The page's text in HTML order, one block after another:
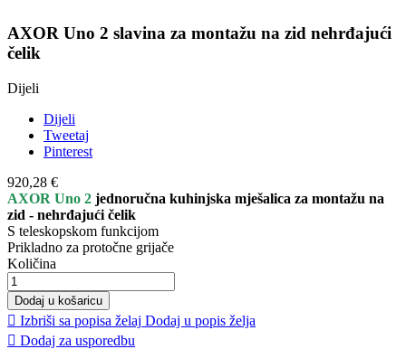
AXOR Uno 2 slavina za montažu na zid nehrđajući
čelik
Dijeli
Dijeli
Tweetaj
Pinterest
920,28 €
AXOR Uno 2 jednoručna kuhinjska mješalica za montažu na
zid - nehrđajući čelik
S teleskopskom funkcijom
Prikladno za protočne grijače
Količina
Dodaj u košaricu
 Izbriši sa popisa želaj Dodaj u popis želja
 Dodaj za usporedbu